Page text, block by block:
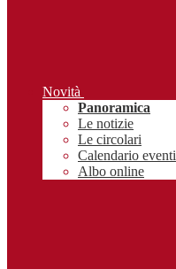
Novità
Panoramica
Le notizie
Le circolari
Calendario eventi
Albo online